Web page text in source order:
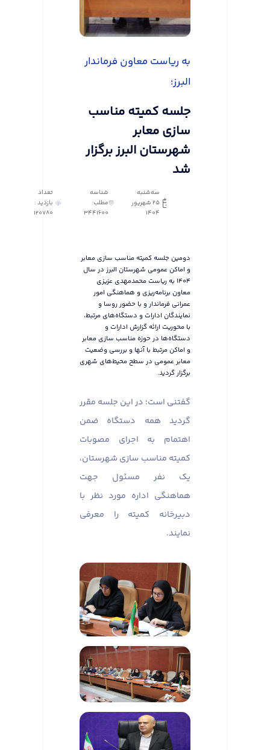
به ریاست معاون فرماندار
البرز؛
جلسه کمیته مناسب
سازی معابر
شهرستان البرز برگزار
شد
سه‌شنبه
25 شهریور
1404
شناسه
مطلب:
3441600
تعداد
بازدید :
120780
دومین جلسه کمیته مناسب سازی معابر
و اماکن عمومی شهرستان البرز در سال
۱۴۰۴ به ریاست محمدمهدی عزیزی
معاون برنامه‌ریزی و هماهنگی امور
عمرانی فرماندار و با حضور روسا و
نمایندگان ادارات و دستگاه‌های مرتبط،
با محوریت ارائه گزارش ادارات و
دستگاه‌ها در حوزه مناسب سازی معابر
و اماکن مرتبط با آنها و بررسی وضعیت
معابر عمومی در سطح محیط‌های شهری
برگزار گردید.
گفتنی است؛ در این جلسه مقرر
گردید همه دستگاه ضمن
اهتمام به اجرای مصوبات
کمیته مناسب سازی شهرستان،
یک نفر مسئول جهت
هماهنگی اداره مورد نظر با
دبیرخانه کمیته را معرفی
نمایند.